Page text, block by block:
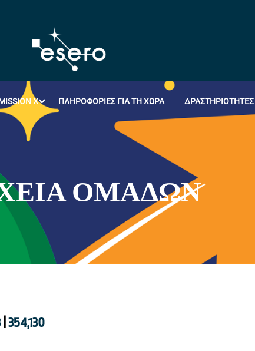
X ΠΛΗΡΟΦΟΡΊΕΣ ΓΙΑ ΤΗ ΧΏΡΑ ΔΡΑΣΤΗΡΙΌΤΗΤΕΣ
ΟΜΆΔΩΝ
354,130